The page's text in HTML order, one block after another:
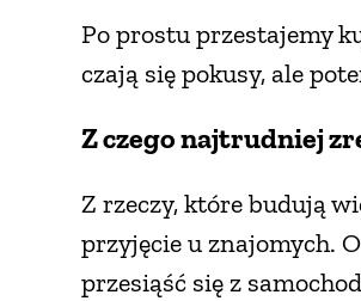
Po prostu przestajemy
czają się pokusy, ale
Z czego najtrudniej
Z rzeczy, które budują
przyjęcie u znajomych.
przesiąść się z